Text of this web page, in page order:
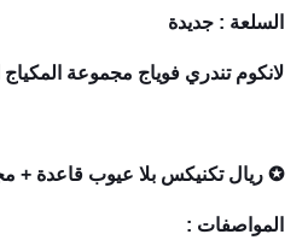
السلعة : جديدة
لانكوم تندري فوياج مجموعة المكياج
✪ ريال تكنيكس بلا عيوب قاعدة +
المواصفات :